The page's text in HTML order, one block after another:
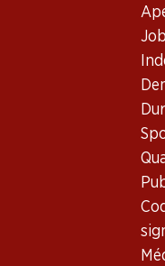
Bon à savoir
Malvoisie (Pinot